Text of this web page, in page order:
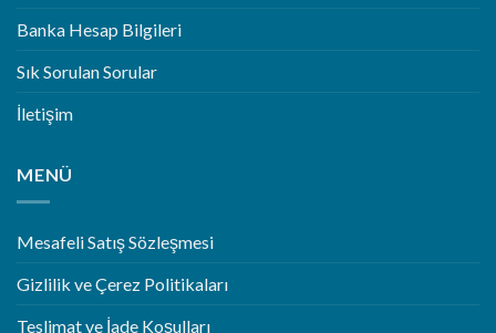
Banka Hesap Bilgileri
Sık Sorulan Sorular
İletişim
MENÜ
Mesafeli Satış Sözleşmesi
Gizlilik ve Çerez Politikaları
Teslimat ve İade Koşulları